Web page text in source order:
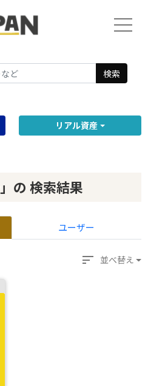
検索
リアル資産
の 検索結果
ユーザー
sort 並べ替え